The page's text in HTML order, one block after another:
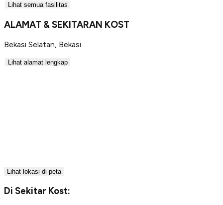
Lihat semua fasilitas
ALAMAT & SEKITARAN KOST
Bekasi Selatan Bekasi
Lihat alamat lengkap
Lihat lokasi di peta
Di Sekitar Kost: